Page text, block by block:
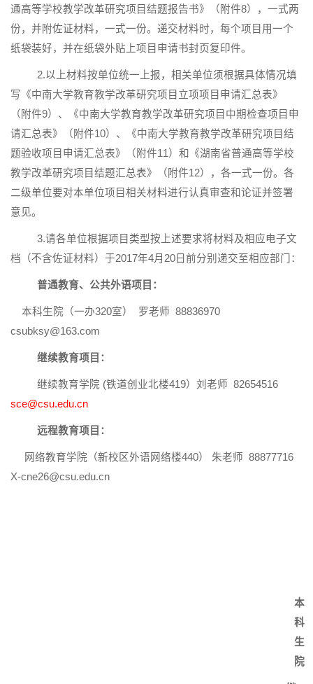
通高等学校教学改革研究项目结题报告书》（附件8），一式两
份，并附佐证材料，一式一份。递交材料时，每个项目用一个
纸袋装好，并在纸袋外贴上项目申请书封页复印件。
2.以上材料按单位统一上报，相关单位须根据具体情况填
写《中南大学教育教学改革研究项目立项项目申请汇总表》
（附件9）、《中南大学教育教学改革研究项目中期检查项目申
请汇总表》（附件10）、《中南大学教育教学改革研究项目结
题验收项目申请汇总表》（附件11 ）和《湖南省普通高等学校
教学改革研究项目结题汇总表》（附件12），各一式一份。各
二级单位要对本单位项目相关材料进行认真审查和论证并签署
意见。
3.请各单位根据项目类型按上述要求将材料及相应电子文
档（不含佐证材料）于2017年4月 20日前分别递交至相应部门：
普通教育、公共外语项目：
本科生院（一办320室） 罗老师 88836970
csubksy@163.com
继续教育项目：
继续教育学院 (铁道创业北楼419）刘老师 82654516
sce@csu.edu.cn
远程教育项目：
网络教育学院（新校区外语网络楼440） 朱老师 88877716
X-cne26@csu.edu.cn
本
科
生
院